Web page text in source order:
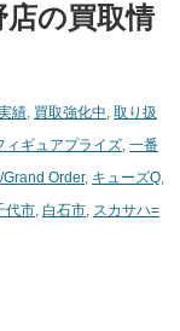
店の買取情
績, 買取強化中, 取り扱
ィギュアプライズ, 一番
Grand ​Order, キューズQ,
代市, 白石市, スカサハ=